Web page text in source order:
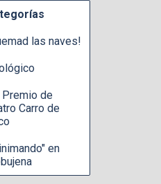
las naves!
de
Carro de
en